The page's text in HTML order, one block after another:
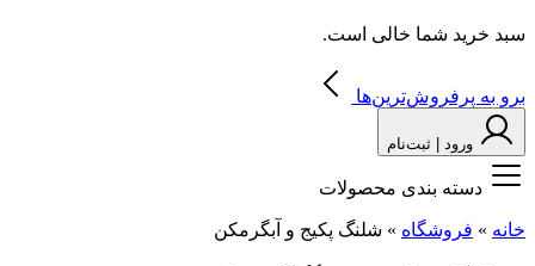
سبد خرید شما خالی است.
برو به پرفروش‌ترین‌ها
ورود | ثبت‌نام
دسته بندی محصولات
خانه » فروشگاه » شلنگ پکیج و آبگرمکن